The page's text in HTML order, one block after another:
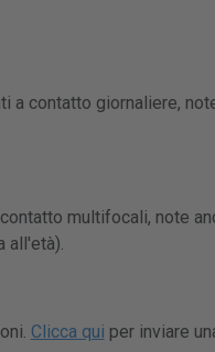
a contatto giornaliere,
multifocali, note
all'età).
Clicca qui per inviare